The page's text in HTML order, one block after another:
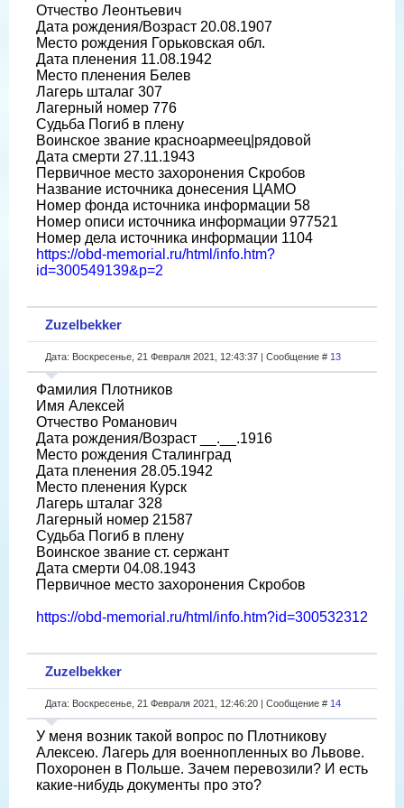
Отчество Леонтьевич
Дата рождения/Возраст 20.08.1907
Место рождения Горьковская обл.
Дата пленения 11.08.1942
Место пленения Белев
Лагерь шталаг 307
Лагерный номер 776
Судьба Погиб в плену
Воинское звание красноармеец|рядовой
Дата смерти 27.11.1943
Первичное место захоронения Скробов
Название источника донесения ЦАМО
Номер фонда источника информации 58
Номер описи источника информации 977521
Номер дела источника информации 1104
https://obd-memorial.ru/html/info.htm?
id=300549139&p=2
Zuzelbekker
Дата: Воскресенье, 21 Февраля 2021, 12:43:37 | Сообщение # 13
Фамилия Плотников
Имя Алексей
Отчество Романович
Дата рождения/Возраст __.__.1916
Место рождения Сталинград
Дата пленения 28.05.1942
Место пленения Курск
Лагерь шталаг 328
Лагерный номер 21587
Судьба Погиб в плену
Воинское звание ст. сержант
Дата смерти 04.08.1943
Первичное место захоронения Скробов
https://obd-memorial.ru/html/info.htm?id=300532312
Zuzelbekker
Дата: Воскресенье, 21 Февраля 2021, 12:46:20 | Сообщение # 14
У меня возник такой вопрос по Плотникову
Алексею. Лагерь для военнопленных во Львове.
Похоронен в Польше. Зачем перевозили? И есть
какие-нибудь документы про это?